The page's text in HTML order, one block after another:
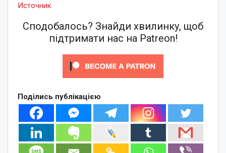
Источник
Сподобалось? Знайди хвилинку, щоб
підтримати нас на Patreon!
Поділись публікацією